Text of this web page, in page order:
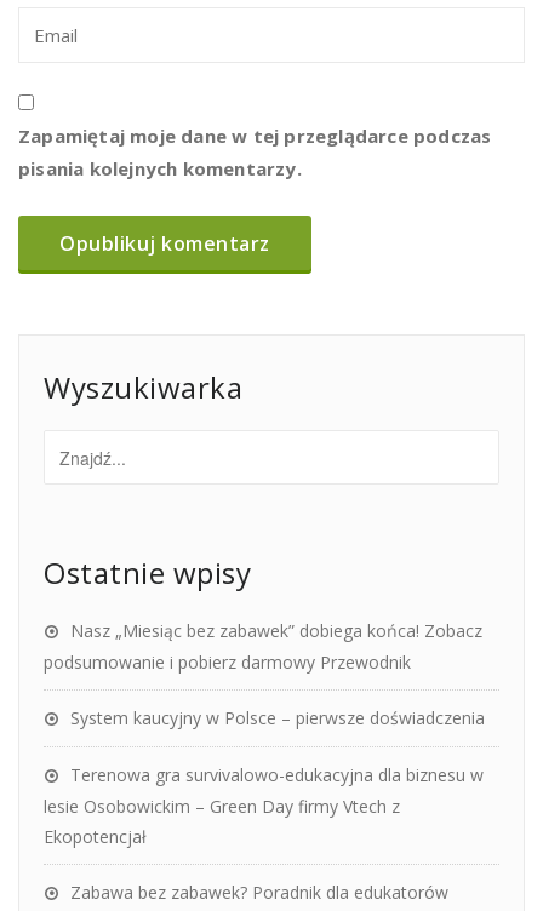
Zapamiętaj moje dane w tej przeglądarce podczas
pisania kolejnych komentarzy.
Wyszukiwarka
Ostatnie wpisy
Nasz „Miesiąc bez zabawek” dobiega końca! Zobacz
podsumowanie i pobierz darmowy Przewodnik
System kaucyjny w Polsce – pierwsze doświadczenia
Terenowa gra survivalowo-edukacyjna dla biznesu w
lesie Osobowickim – Green Day firmy Vtech z
Ekopotencjał
Zabawa bez zabawek? Poradnik dla edukatorów